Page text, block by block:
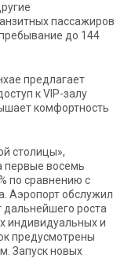
пассажиров
до 144
предлагает
к VIP-залу
комфортность
столицы»,
первые восемь
по сравнению с
Аэропорт обслужил
дальнейшего роста
индивидуальных и
предусмотрены
Запуск новых